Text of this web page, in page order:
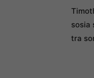
sosia
tra